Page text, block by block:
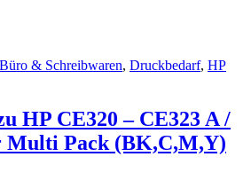
Büro & Schreibwaren, Druckbedarf, HP
HP CE320 – CE323 A /
Multi Pack (BK,C,M,Y)